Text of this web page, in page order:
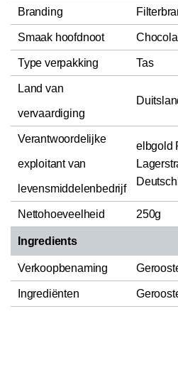
Branding
Smaak hoofdnoot
Type verpakking Tas
Land van
vervaardiging
Verantwoordelijke
exploitant van
levensmiddelenbedrijf
elbgold
Nettohoeveelheid 250g
Ingredients
Verkoopbenaming
Ingrediënten